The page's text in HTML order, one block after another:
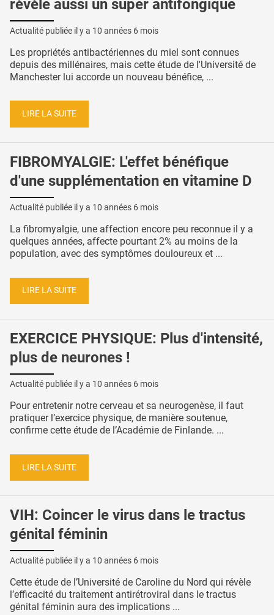
révèle aussi un super antifongique
Actualité publiée il y a 10 années 6 mois
Les propriétés antibactériennes du miel sont connues
depuis des millénaires, mais cette étude de l'Université de
Manchester lui accorde un nouveau bénéfice, ...
LIRE LA SUITE
FIBROMYALGIE: L'effet bénéfique
d'une supplémentation en vitamine D
Actualité publiée il y a 10 années 6 mois
La fibromyalgie, une affection encore peu reconnue il y a
quelques années, affecte pourtant 2% au moins de la
population, avec des symptômes douloureux et ...
LIRE LA SUITE
EXERCICE PHYSIQUE: Plus d'intensité,
plus de neurones !
Actualité publiée il y a 10 années 6 mois
Pour entretenir notre cerveau et sa neurogenèse, il faut
pratiquer l’exercice physique, de manière soutenue,
confirme cette étude de l’Académie de Finlande. ...
LIRE LA SUITE
VIH: Coincer le virus dans le tractus
génital féminin
Actualité publiée il y a 10 années 6 mois
Cette étude de l’Université de Caroline du Nord qui révèle
l’efficacité du traitement antirétroviral dans le tractus
génital féminin aura des implications ...